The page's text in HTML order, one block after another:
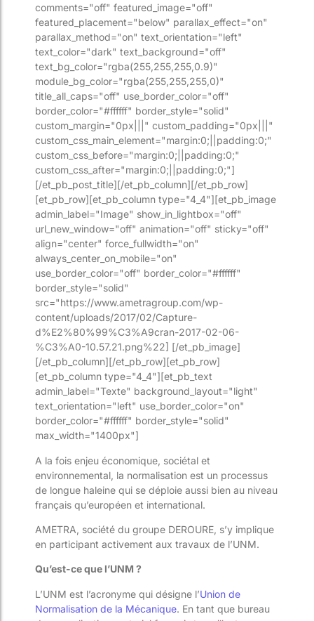
comments="off" featured_image="off"
featured_placement="below" parallax_effect="on"
parallax_method="on" text_orientation="left"
text_color="dark" text_background="off"
text_bg_color="rgba(255,255,255,0.9)"
module_bg_color="rgba(255,255,255,0)"
title_all_caps="off" use_border_color="off"
border_color="#ffffff" border_style="solid"
custom_margin="0px|||" custom_padding="0px|||"
custom_css_main_element="margin:0;||padding:0;"
custom_css_before="margin:0;||padding:0;"
custom_css_after="margin:0;||padding:0;"]
[/et_pb_post_title][/et_pb_column][/et_pb_row]
[et_pb_row][et_pb_column type="4_4"][et_pb_image
admin_label="Image" show_in_lightbox="off"
url_new_window="off" animation="off" sticky="off"
align="center" force_fullwidth="on"
always_center_on_mobile="on"
use_border_color="off" border_color="#ffffff"
border_style="solid"
src="https://www.ametragroup.com/wp-
content/uploads/2017/02/Capture-
d%E2%80%99%C3%A9cran-2017-02-06-
%C3%A0-10.57.21.png%22] [/et_pb_image]
[/et_pb_column][/et_pb_row][et_pb_row]
[et_pb_column type="4_4"][et_pb_text
admin_label="Texte" background_layout="light"
text_orientation="left" use_border_color="on"
border_color="#ffffff" border_style="solid"
max_width="1400px"]
A la fois enjeu économique, sociétal et
environnemental, la normalisation est un processus
de longue haleine qui se déploie aussi bien au niveau
français qu’européen et international.
AMETRA, société du groupe DEROURE, s’y implique
en participant activement aux travaux de l’UNM.
Qu’est-ce que l’UNM ?
L’UNM est l’acronyme qui désigne l’Union de
Normalisation de la Mécanique. En tant que bureau